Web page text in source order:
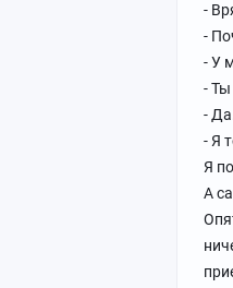
-
-
- У
- Ты
-
- Я
Я
А